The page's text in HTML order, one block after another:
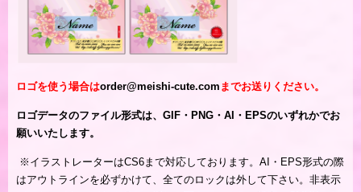
ロゴを使う場合はorder@meishi-cute.com までお送りください。
ロゴデータのファイル形式は、GIF・PNG・AI・EPSのいずれかでお
願いいたします。
※ イラストレーターはCS6まで対応しております。AI・EPS形式の際
はアウトラインを必ずかけて、全てのロックは外して下さい。非表示